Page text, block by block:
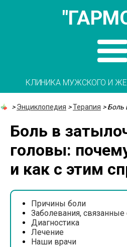
КЛИНИКА МУЖСКОГО И
>Энциклопедия >Терапия >Боль
Боль в
головы:
и как с этим
Причины боли
Заболевания,
Диагностика
Лечение
Наши врачи